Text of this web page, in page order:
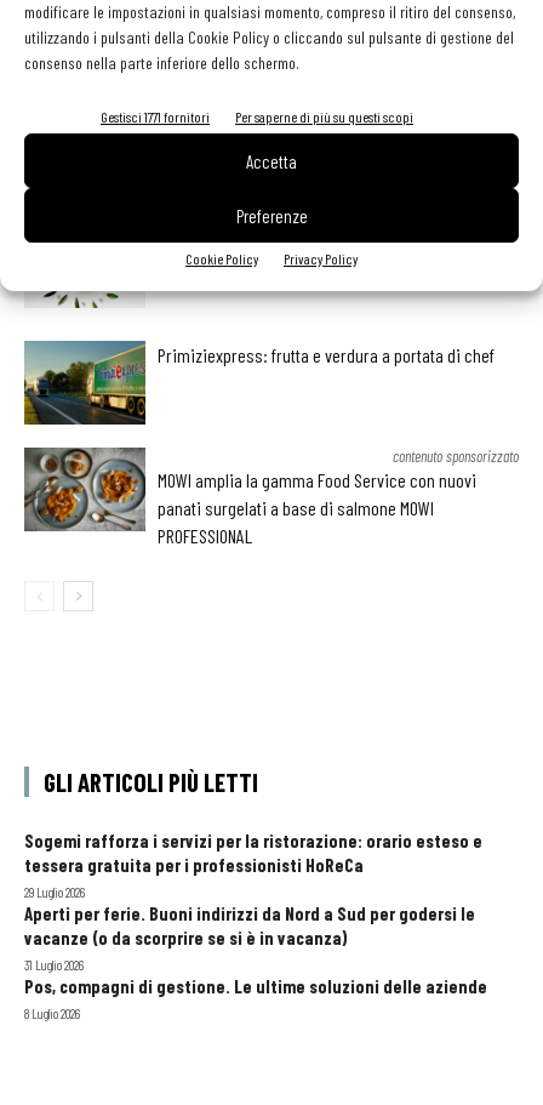
modificare le impostazioni in qualsiasi momento, compreso il ritiro del consenso,
utilizzando i pulsanti della Cookie Policy o cliccando sul pulsante di gestione del
consenso nella parte inferiore dello schermo.
Gestisci 1771 fornitori Per saperne di più su questi scopi
Accetta
Preferenze
Cookie Policy Privacy Policy
Facebook Twitter
Olio: controlli e analisi strategici per qualità,
sicurezza e competitività della filiera
Primiziexpress: frutta e verdura a portata di chef
contenuto sponsorizzato
MOWI amplia la gamma Food Service con nuovi
panati surgelati a base di salmone MOWI
PROFESSIONAL
GLI ARTICOLI PIÙ LETTI
Sogemi rafforza i servizi per la ristorazione: orario esteso e
tessera gratuita per i professionisti HoReCa
29 Luglio 2026
Aperti per ferie. Buoni indirizzi da Nord a Sud per godersi le
vacanze (o da scorprire se si è in vacanza)
31 Luglio 2026
Pos, compagni di gestione. Le ultime soluzioni delle aziende
8 Luglio 2026